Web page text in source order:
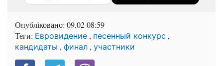
Опубліковано: 09.02 08:59
Теги: Евровидение , песенный конкурс ,
кандидаты , финал , участники